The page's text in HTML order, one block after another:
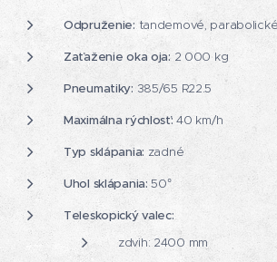
Odpruženie:tandemové,
Zaťaženie oka oja:2 000 kg
Pneumatiky: 385/65 R22.5
Maximálna rýchlosť: 40 km/h
Typ sklápania: zadné
Uhol sklápania: 50°
Teleskopický valec:
zdvih: 2400 mm